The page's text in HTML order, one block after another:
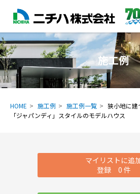
施工例
HOME 施工例 施工例一覧
狭小地に建
「ジャパンディ」スタイルのモデルハウス
マイリストに追
登録 0 件